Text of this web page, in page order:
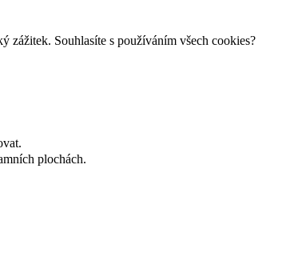
zážitek. Souhlasíte s používáním všech cookies?
plochách.